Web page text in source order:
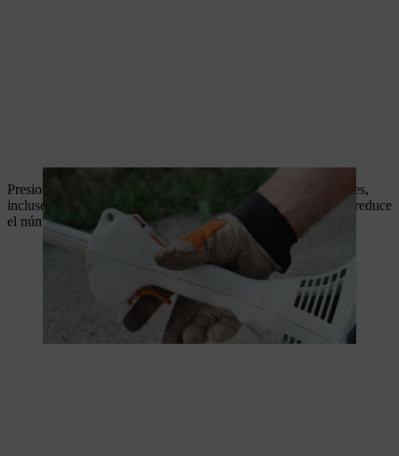
Presiona la bomba manual de combustible al menos cinco veces,
incluso si todavía está llena de combustible. De este modo, se reduce
el número de tirones y se facilita el proceso de arranque.